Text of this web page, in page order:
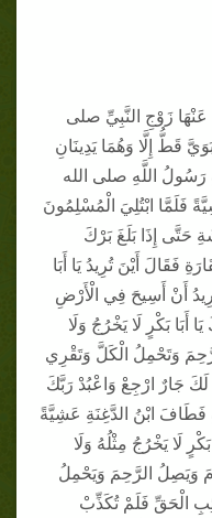
زَوْجِ النَّبِيِّ صلى
قَطُّ إِلَّا وَهُمَا يَدِينَانِ
رَسُولُ اللَّهِ صلى الله
فَلَمَّا ابْتُلِيَ الْمُسْلِمُونَ
حَتَّى إِذَا بَلَغَ بَرْكَ
فَقَالَ أَيْنَ تُرِيدُ يَا أَبَا
أَنْ أَسِيحَ فِي الْأَرْضِ
أَبَا بَكْرٍ لَا يَخْرُجُ وَلَا
وَتَحْمِلُ الْكَلَّ وَتَقْرِي
جَارٌ ارْجِعْ وَاعْبُدْ رَبَّكَ
فَطَافَ ابْنُ الدَّغِنَةِ عَشِيَّةً
لَا يَخْرُجُ مِثْلُهُ وَلَا
وَيَصِلُ الرَّحِمَ وَيَحْمِلُ
الْحَقِّ فَلَمْ تُكَذِّبْ